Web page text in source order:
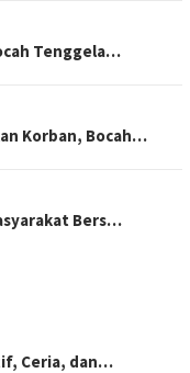
Tenggela…
Korban, Bocah…
Bers…
Ceria, dan…